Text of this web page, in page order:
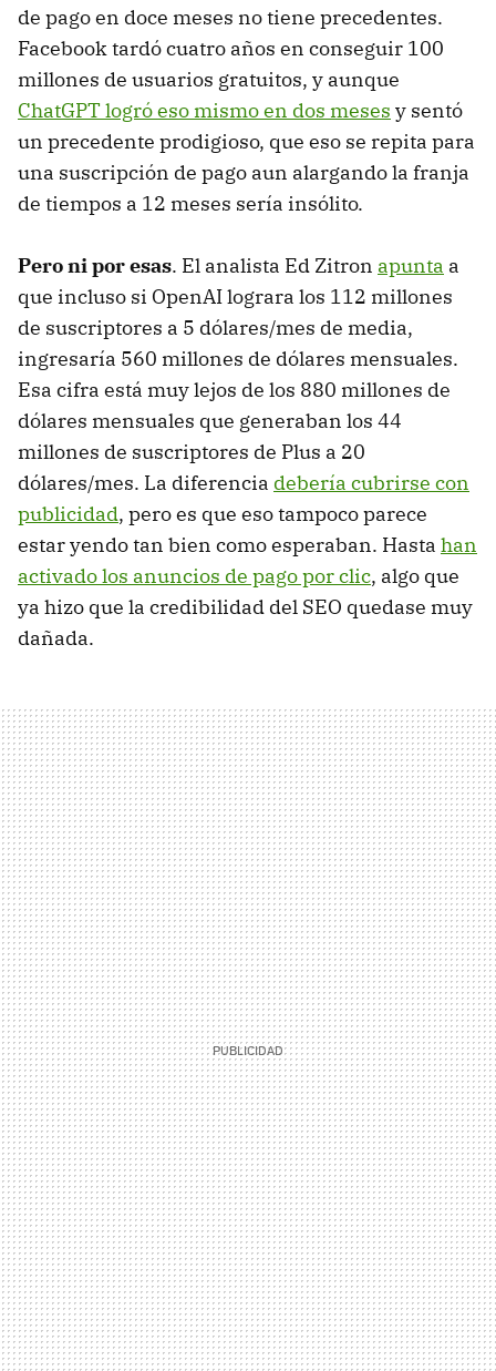
de pago en doce meses no tiene precedentes.
Facebook tardó cuatro años en conseguir 100
millones de usuarios gratuitos, y aunque
ChatGPT logró eso mismo en dos meses y sentó
un precedente prodigioso, que eso se repita para
una suscripción de pago aun alargando la franja
de tiempos a 12 meses sería insólito.
Pero ni por esas. El analista Ed Zitron apunta a
que incluso si OpenAI lograra los 112 millones
de suscriptores a 5 dólares/mes de media,
ingresaría 560 millones de dólares mensuales.
Esa cifra está muy lejos de los 880 millones de
dólares mensuales que generaban los 44
millones de suscriptores de Plus a 20
dólares/mes. La diferencia debería cubrirse con
publicidad, pero es que eso tampoco parece
estar yendo tan bien como esperaban. Hasta han
activado los anuncios de pago por clic, algo que
ya hizo que la credibilidad del SEO quedase muy
dañada.